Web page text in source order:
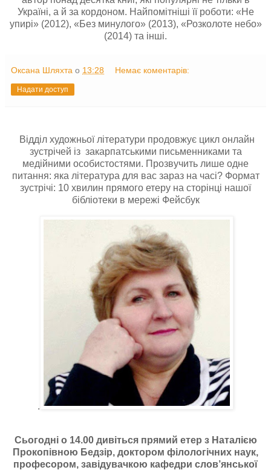
Україні, а й за кордоном. Найпомітніші її роботи: «Не
упирі» (2012), «Без минулого» (2013), «Розколоте небо»
(2014) та інші.
Оксана Шляхта о 13:28 Немає коментарів:
Надати доступ
Відділ художньої літератури продовжує цикл онлайн
зустрічей із закарпатськими письменниками та
медійними особистостями. Прозвучить лише одне
питання: яка література для вас зараз на часі? Формат
зустрічі: 10 хвилин прямого етеру на сторінці нашої
бібліотеки в мережі Фейсбук
.
Сьогодні о 14.00 дивіться прямий етер з Наталією
Прокопівною Бедзір, доктором філологічних наук,
професором, завідувачкою кафедри слов’янської